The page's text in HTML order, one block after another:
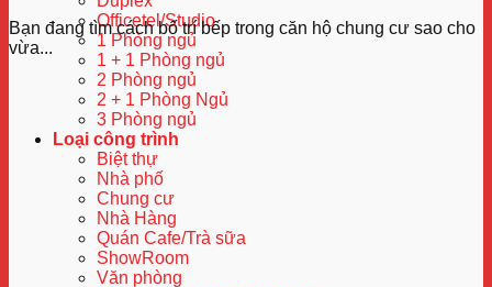
Officetel/Studio
1 Phòng ngủ
1 + 1 Phòng ngủ
2 Phòng ngủ
2 + 1 Phòng Ngủ
3 Phòng ngủ
Loại công trình
Biệt thự
Nhà phố
Chung cư
Nhà Hàng
Quán Cafe/Trà sữa
ShowRoom
Văn phòng
Bạn đang tìm cách bố trí bếp trong căn hộ chung cư sao cho
vừa...